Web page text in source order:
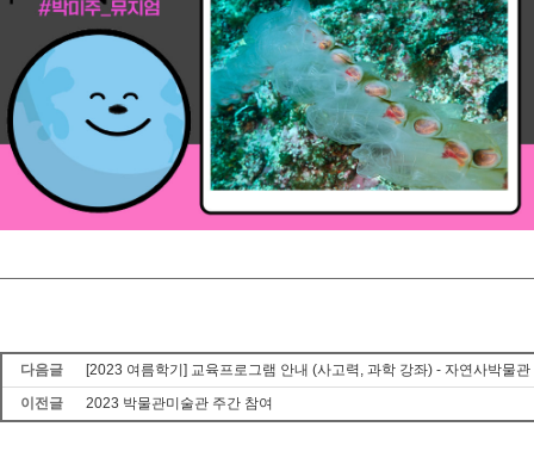
다음글
[2023 여름학기] 교육프로그램 안내 (사고력, 과학 강좌) - 자연사박물
이전글
2023 박물관미술관 주간 참여